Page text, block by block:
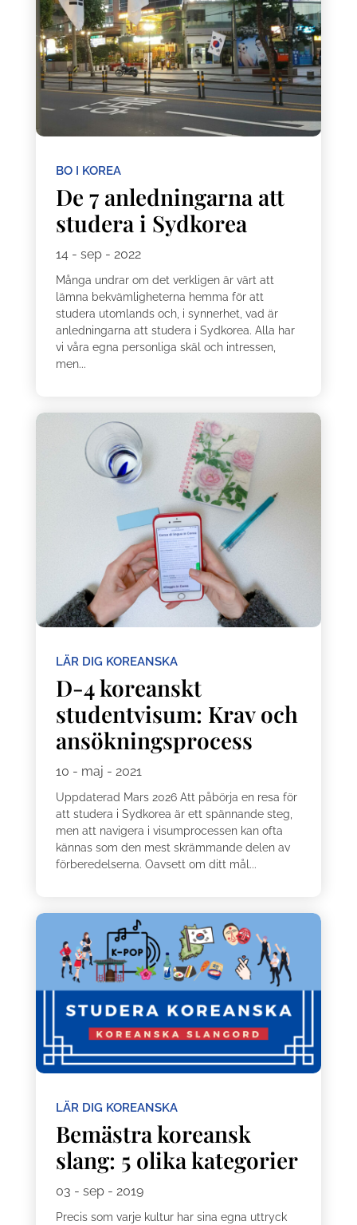
BO I KOREA
De 7 anledningarna att
studera i Sydkorea
14 - sep - 2022
Många undrar om det verkligen är värt att
lämna bekvämligheterna hemma för att
studera utomlands och, i synnerhet, vad är
anledningarna att studera i Sydkorea. Alla har
vi våra egna personliga skäl och intressen,
men...
LÄR DIG KOREANSKA
D-4 koreanskt
studentvisum: Krav och
ansökningsprocess
10 - maj - 2021
Uppdaterad Mars 2026 Att påbörja en resa för
att studera i Sydkorea är ett spännande steg,
men att navigera i visumprocessen kan ofta
kännas som den mest skrämmande delen av
förberedelserna. Oavsett om ditt mål...
LÄR DIG KOREANSKA
Bemästra koreansk
slang: 5 olika kategorier
03 - sep - 2019
Precis som varje kultur har sina egna uttryck